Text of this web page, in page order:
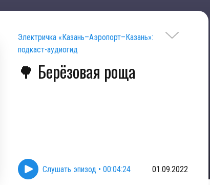
Электричка «Казань–Аэропорт–Казань»:
подкаст-аудиогид
🌳 Берёзовая роща
Слушать эпизод • 00:04:24 01.09.2022